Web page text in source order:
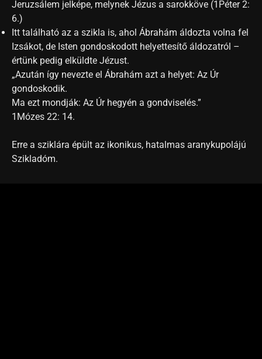
Jeruzsálem jelképe, melynek Jézus a sarokköve (1Péter 2:
6.)
Itt található az a szikla is, ahol Ábrahám áldozta volna fel
Izsákot, de Isten gondoskodott helyettesítő áldozatról –
értünk pedig elküldte Jézust.
„Azután így nevezte el Ábrahám azt a helyet: Az Úr
gondoskodik.
Ma ezt mondják: Az Úr hegyén a gondviselés.”
1Mózes 22: 14.
Erre a sziklára épült az ikonikus, hatalmas aranykupolájú
Szikladóm.